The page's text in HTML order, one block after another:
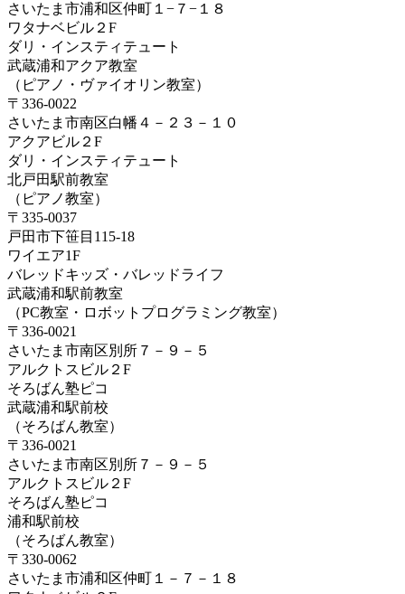
さいたま市浦和区仲町１−７−１８
ワタナベビル２F
ダリ・インスティテュート
武蔵浦和アクア教室
（ピアノ・ヴァイオリン教室）
〒336-0022
さいたま市南区白幡４－２３－１０
アクアビル２F
ダリ・インスティテュート
北戸田駅前教室
（ピアノ教室）
〒335-0037
戸田市下笹目115-18
ワイエア1F
バレッドキッズ・バレッドライフ
武蔵浦和駅前教室
（PC教室・ロボットプログラミング教室）
〒336-0021
さいたま市南区別所７－９－５
アルクトスビル２F
そろばん塾ピコ
武蔵浦和駅前校
（そろばん教室）
〒336-0021
さいたま市南区別所７－９－５
アルクトスビル２F
そろばん塾ピコ
浦和駅前校
（そろばん教室）
〒330-0062
さいたま市浦和区仲町１－７－１８